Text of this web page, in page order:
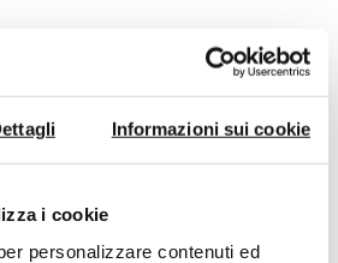
Informazioni sui cookie
i cookie
personalizzare contenuti ed